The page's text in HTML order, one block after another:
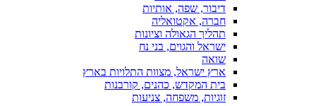
דיבור, שפה, אותיות
חברה, אקטואליה
תהליך הגאולה וציונות
ישראל והגוים, בני נח
שואה
ארץ ישראל, מצוות התלויות בארץ
בית המקדש, כהנים, קורבנות
זוגיות, משפחה, צניעות